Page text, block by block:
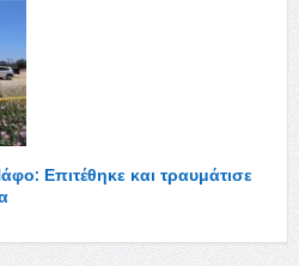
Επιτέθηκε και τραυμάτισε